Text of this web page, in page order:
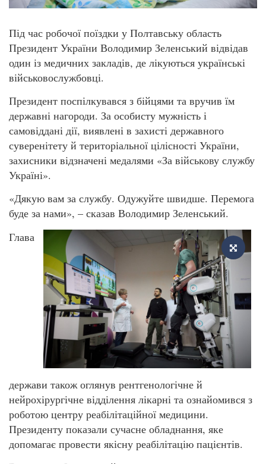
Під час робочої поїздки у Полтавську область
Президент України Володимир Зеленський відвідав
один із медичних закладів, де лікуються українські
військовослужбовці.
Президент поспілкувався з бійцями та вручив їм
державні нагороди. За особисту мужність і
самовіддані дії, виявлені в захисті державного
суверенітету й територіальної цілісності України,
захисники відзначені медалями «За військову службу
Україні».
«Дякую вам за службу. Одужуйте швидше. Перемога
буде за нами», – сказав Володимир Зеленський.
Глава
держави також оглянув рентгенологічне й
нейрохірургічне відділення лікарні та ознайомився з
роботою центру реабілітаційної медицини.
Президенту показали сучасне обладнання, яке
допомагає провести якісну реабілітацію пацієнтів.